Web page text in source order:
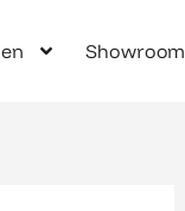
Showroom